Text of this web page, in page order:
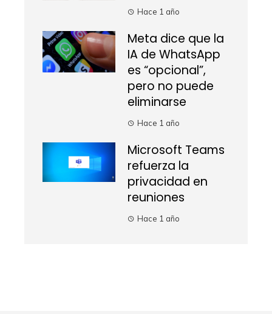
Hace 1 año
Meta dice que la
IA de WhatsApp
es “opcional”,
pero no puede
eliminarse
Hace 1 año
Microsoft Teams
refuerza la
privacidad en
reuniones
Hace 1 año